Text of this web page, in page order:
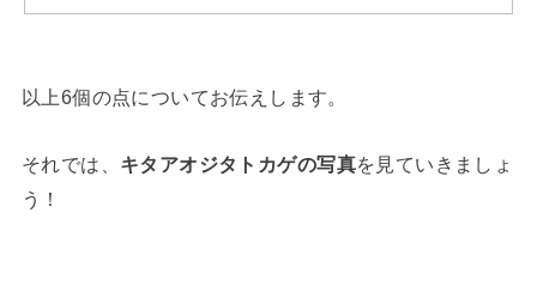
以上6個の点についてお伝えします。
それでは、 キタアオジタトカゲの写真を見ていきましょ
う！